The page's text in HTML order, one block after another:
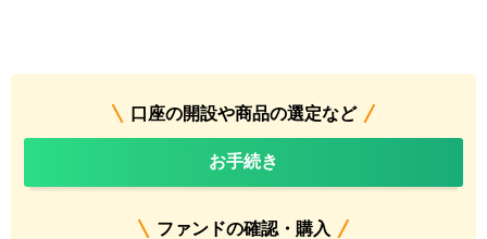
口座の開設や商品の選定など
お手続き
ファンドの確認・購入